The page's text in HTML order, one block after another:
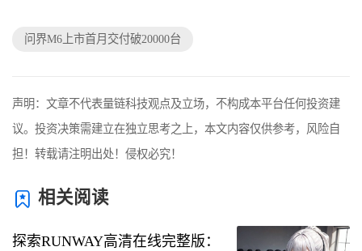
问界M6上市首月交付破20000台
声明：文章不代表量链科技观点及立场，不构成本平台任何投资建
议。投资决策需建立在独立思考之上，本文内容仅供参考，风险自
担！转载请注明出处！侵权必究！
相关阅读
探索RUNWAY高清在线完整版：